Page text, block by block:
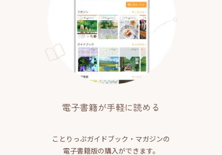
電子書籍が手軽に読める
ことりっぷガイドブック・マガジンの
電子書籍版の購入ができます。